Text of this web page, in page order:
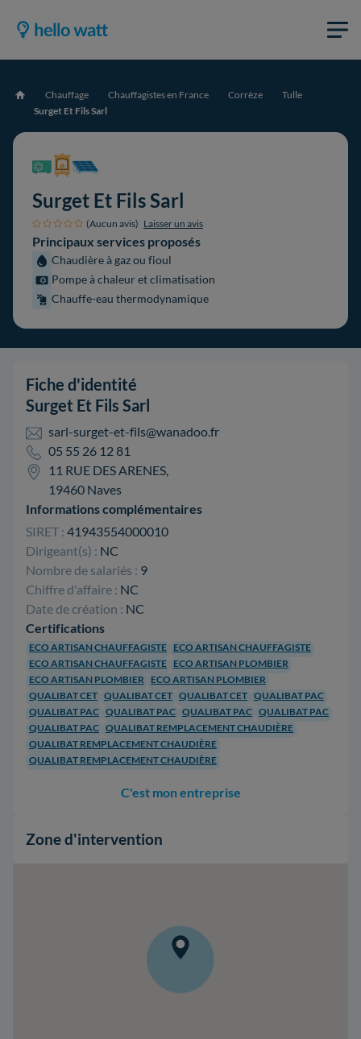
Accueil Chauffage Chauffagistes en France Corrèze
Tulle
Surget Et Fils Sarl
Surget Et Fils Sarl
(Aucun avis) Laisser un avis
Principaux services proposés
Chaudière à gaz ou fioul
Pompe à chaleur et climatisation
Chauffe-eau thermodynamique
Fiche d'identité
Surget Et Fils Sarl
sarl-surget-et-fils@wanadoo.fr
05 55 26 12 81
11 RUE DES ARENES,
19460 Naves
Informations complémentaires
SIRET : 41943554000010
Dirigeant(s) : NC
Nombre de salariés : 9
Chiffre d'affaire : NC
Date de création : NC
Certifications
ECO ARTISAN CHAUFFAGISTE ECO ARTISAN CHAUFFAGISTE
ECO ARTISAN CHAUFFAGISTE ECO ARTISAN PLOMBIER
ECO ARTISAN PLOMBIER ECO ARTISAN PLOMBIER
QUALIBAT CET QUALIBAT CET QUALIBAT CET QUALIBAT PAC
QUALIBAT PAC QUALIBAT PAC QUALIBAT PAC QUALIBAT PAC
QUALIBAT PAC QUALIBAT REMPLACEMENT CHAUDIÈRE
QUALIBAT REMPLACEMENT CHAUDIÈRE
QUALIBAT REMPLACEMENT CHAUDIÈRE
C'est mon entreprise
Zone d'intervention